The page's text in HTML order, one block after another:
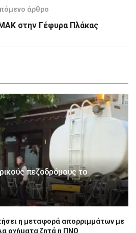
άρθρο
στην Γέφυρα Πλάκας
πεζοδρόμους το
η μεταφορά απορριμμάτων με
οχήματα ζητά η ΠΝΟ